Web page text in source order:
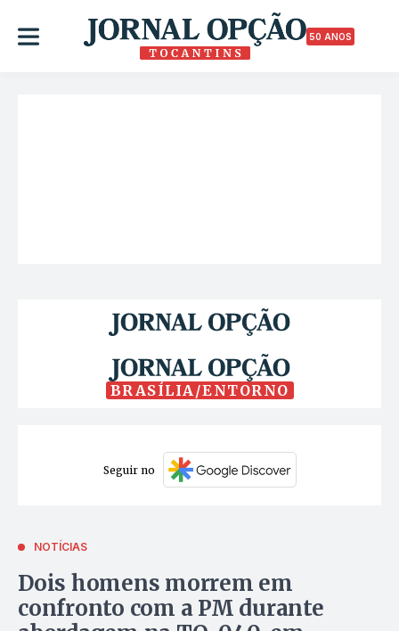
50 ANOS
BRASÍLIA/ENTORNO
Seguir no
NOTÍCIAS
Dois homens morrem em
confronto com a PM durante